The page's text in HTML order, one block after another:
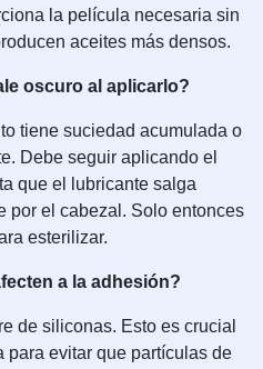
la película necesaria sin
aceites más densos.
oscuro al aplicarlo?
tiene suciedad acumulada o
Debe seguir aplicando el
que el lubricante salga
por el cabezal. Solo entonces
esterilizar.
a la adhesión?
de siliconas. Esto es crucial
para evitar que partículas de